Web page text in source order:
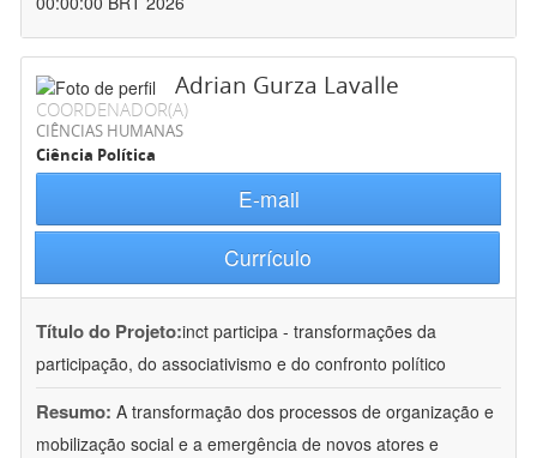
Adrian Gurza Lavalle
COORDENADOR(A)
CIÊNCIAS HUMANAS
Ciência Política
E-mail
Currículo
Título do Projeto:inct participa - transformações da
participação, do associativismo e do confronto político
Resumo: A transformação dos processos de organização e
mobilização social e a emergência de novos atores e